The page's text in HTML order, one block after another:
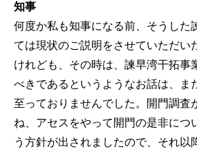
知事
何度か私も知事になる前、そうした
ては現状のご説明をさせていただい
けれども、その時は、諫早湾干拓事
べきであるというようなお話は、ま
至っておりませんでした。開門調査
ね、アセスをやって開門の是非につ
う方針が出されましたので、それ以